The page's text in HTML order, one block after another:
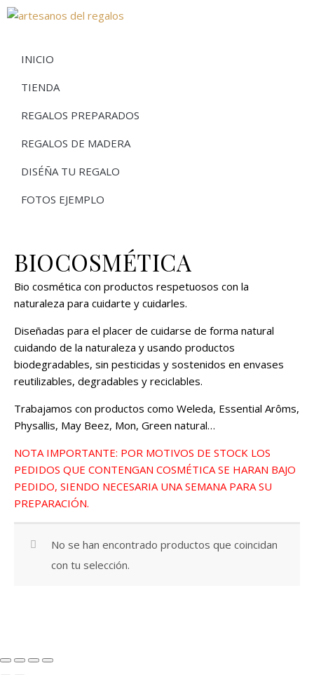
INICIO
TIENDA
REGALOS PREPARADOS
REGALOS DE MADERA
DISÉÑA TU REGALO
FOTOS EJEMPLO
BIOCOSMÉTICA
Bio cosmética con productos respetuosos con la
naturaleza para cuidarte y cuidarles.
Diseñadas para el placer de cuidarse de forma natural
cuidando de la naturaleza y usando productos
biodegradables, sin pesticidas y sostenidos en envases
reutilizables, degradables y reciclables.
Trabajamos con productos como Weleda, Essential Arôms,
Physallis, May Beez, Mon, Green natural…
NOTA IMPORTANTE: POR MOTIVOS DE STOCK LOS
PEDIDOS QUE CONTENGAN COSMÉTICA SE HARAN BAJO
PEDIDO, SIENDO NECESARIA UNA SEMANA PARA SU
PREPARACIÓN.
No se han encontrado productos que coincidan
con tu selección.